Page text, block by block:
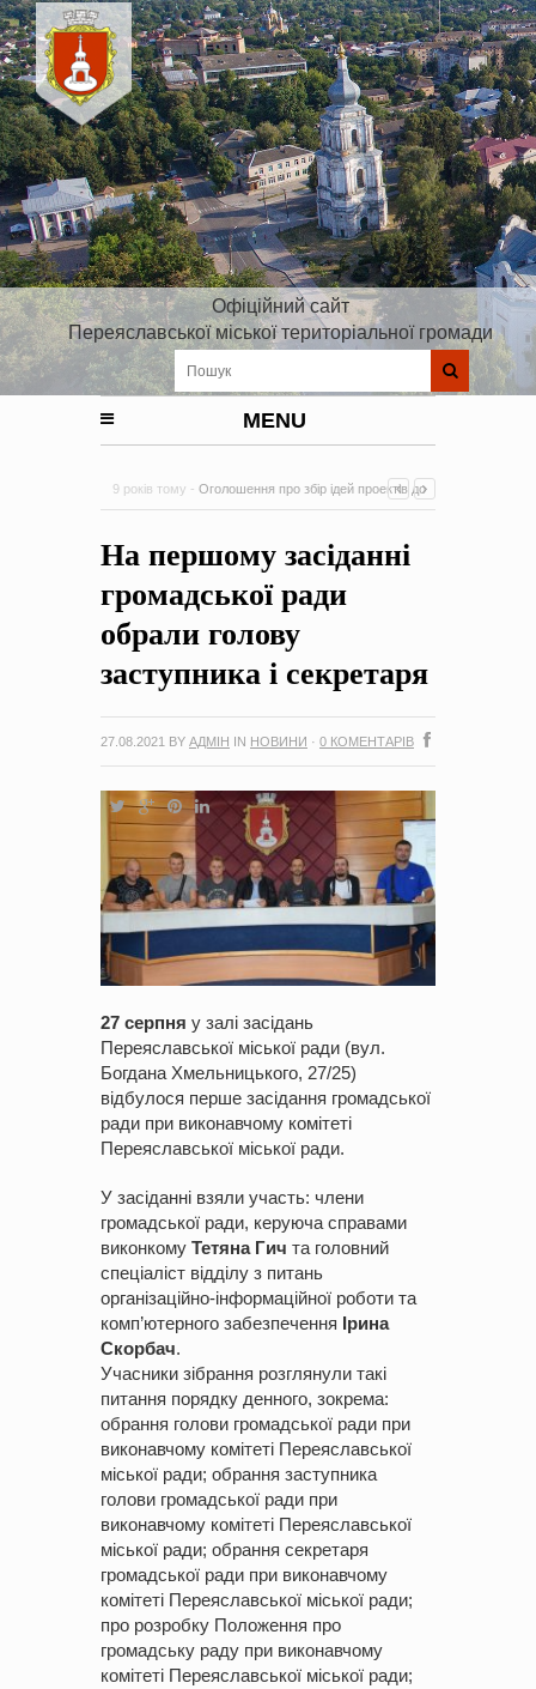
Офіційний сайт
Переяславської міської територіальної громади
MENU
9 років тому - Оголошення про збір ідей проектів до
на період 2018 – 2020 роки Оголошення про збір ідей
0 Коментарів
На першому засіданні
громадської ради
обрали голову
заступника і секретаря
27.08.2021 BY АДМІН IN НОВИНИ · 0 КОМЕНТАРІВ
27 серпня у залі засідань
Переяславської міської ради (вул.
Богдана Хмельницького, 27/25)
відбулося перше засідання громадської
ради при виконавчому комітеті
Переяславської міської ради.
У засіданні взяли участь: члени
громадської ради, керуюча справами
виконкому Тетяна Гич та головний
спеціаліст відділу з питань
організаційно-інформаційної роботи та
комп’ютерного забезпечення Ірина
Скорбач.
Учасники зібрання розглянули такі
питання порядку денного, зокрема:
обрання голови громадської ради при
виконавчому комітеті Переяславської
міської ради; обрання заступника
голови громадської ради при
виконавчому комітеті Переяславської
міської ради; обрання секретаря
громадської ради при виконавчому
комітеті Переяславської міської ради;
про розробку Положення про
громадську раду при виконавчому
комітеті Переяславської міської ради;